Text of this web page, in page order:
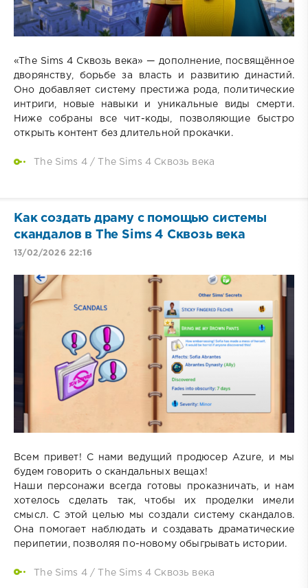
«The Sims 4 Сквозь века» — дополнение, посвящённое
дворянству, борьбе за власть и развитию династий.
Оно добавляет систему престижа рода, политические
интриги, новые навыки и уникальные виды смерти.
Ниже собраны все чит-коды, позволяющие быстро
открыть контент без длительной прокачки.
The Sims 4/ The Sims 4 Сквозь века
Как создать драму с помощью системы
скандалов в The Sims 4 Сквозь века
13/02/2026 22:16
Всем привет! С нами ведущий продюсер Azure, и мы
будем говорить о скандальных вещах!
Наши персонажи всегда готовы проказничать, и нам
хотелось сделать так, чтобы их проделки имели
смысл. С этой целью мы создали систему скандалов.
Она помогает наблюдать и создавать драматические
перипетии, позволяя по-новому обыгрывать истории.
The Sims 4/ The Sims 4 Сквозь века